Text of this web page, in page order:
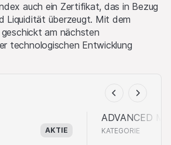
auch ein Zertifikat, das in Bezug
Liquidität überzeugt. Mit dem
am nächsten
technologischen Entwicklung
AKTIE
ADVANCED
KATEGORIE
ist keine Indikation oder
Performance eines Produktes
Wert von Anlagen kann Schwankungen
könnten den Wert einer Anlage